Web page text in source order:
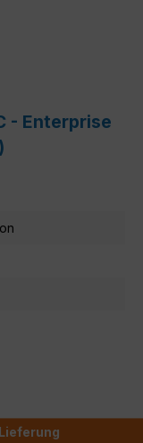
- Enterprise